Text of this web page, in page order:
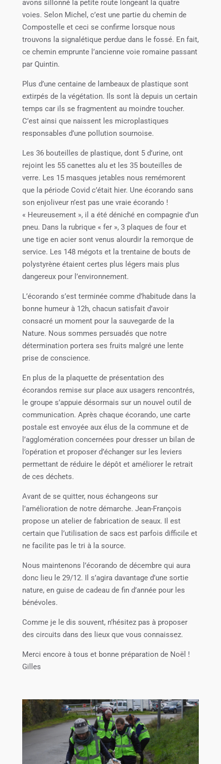
avons sillonné la petite route longeant la quatre
voies. Selon Michel, c’est une partie du chemin de
Compostelle et ceci se confirme lorsque nous
trouvons la signalétique perdue dans le fossé. En fait,
ce chemin emprunte l’ancienne voie romaine passant
par Quintin.
Plus d’une centaine de lambeaux de plastique sont
extirpés de la végétation. Ils sont là depuis un certain
temps car ils se fragmentent au moindre toucher.
C’est ainsi que naissent les microplastiques
responsables d’une pollution sournoise.
Les 36 bouteilles de plastique, dont 5 d’urine, ont
rejoint les 55 canettes alu et les 35 bouteilles de
verre. Les 15 masques jetables nous remémorent
que la période Covid c’était hier. Une écorando sans
son enjoliveur n’est pas une vraie écorando !
« Heureusement », il a été déniché en compagnie d’un
pneu. Dans la rubrique « fer », 3 plaques de four et
une tige en acier sont venus alourdir la remorque de
service. Les 148 mégots et la trentaine de bouts de
polystyrène étaient certes plus légers mais plus
dangereux pour l’environnement.
L’écorando s’est terminée comme d’habitude dans la
bonne humeur à 12h, chacun satisfait d’avoir
consacré un moment pour la sauvegarde de la
Nature. Nous sommes persuadés que notre
détermination portera ses fruits malgré une lente
prise de conscience.
En plus de la plaquette de présentation des
écorandos remise sur place aux usagers rencontrés,
le groupe s’appuie désormais sur un nouvel outil de
communication. Après chaque écorando, une carte
postale est envoyée aux élus de la commune et de
l’agglomération concernées pour dresser un bilan de
l’opération et proposer d’échanger sur les leviers
permettant de réduire le dépôt et améliorer le retrait
de ces déchets.
Avant de se quitter, nous échangeons sur
l’amélioration de notre démarche. Jean-François
propose un atelier de fabrication de seaux. Il est
certain que l’utilisation de sacs est parfois difficile et
ne facilite pas le tri à la source.
Nous maintenons l’écorando de décembre qui aura
donc lieu le 29/12. Il s’agira davantage d’une sortie
nature, en guise de cadeau de fin d’année pour les
bénévoles.
Comme je le dis souvent, n’hésitez pas à proposer
des circuits dans des lieux que vous connaissez.
Merci encore à tous et bonne préparation de Noël !
Gilles